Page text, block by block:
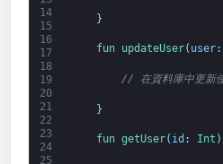
14
15
16
17
18
19
20
21
22
23
24
25
}
fun updateUser( user:
// 在資料庫中更新
}
fun getUser( id : Int )